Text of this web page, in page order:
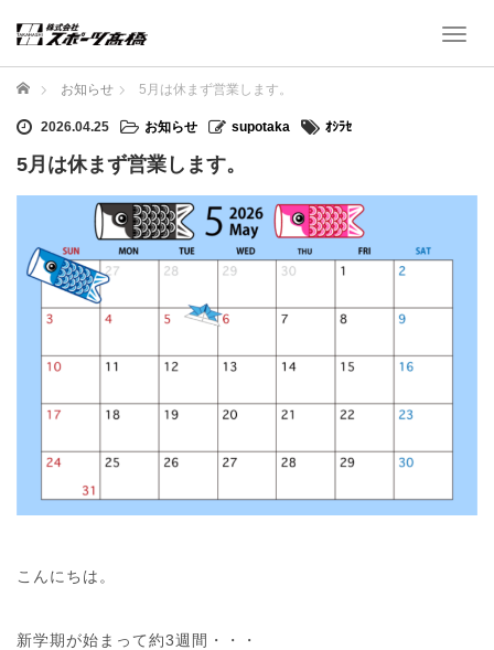
T
ホーム お知らせ 5月は休まず営業します。
2026.04.25 お知らせ supotaka ｵｼﾗｾ
5月は休まず営業します。
こんにちは。
新学期が始まって約3週間・・・